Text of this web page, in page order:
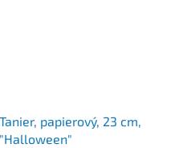
Tanier, papierový, 23 cm,
"Halloween"